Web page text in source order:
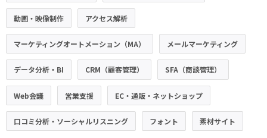
動画・映像制作 アクセス解析
マーケティングオートメーション（MA） メールマーケティング
データ分析・BI CRM（顧客管理） SFA（商談管理）
Web会議 営業支援 EC・通販・ネットショップ
口コミ分析・ソーシャルリスニング フォント 素材サイト